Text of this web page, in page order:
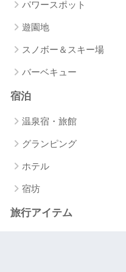
パワースポット
遊園地
スノボー＆スキー場
バーベキュー
宿泊
温泉宿・旅館
グランピング
ホテル
宿坊
旅行アイテム